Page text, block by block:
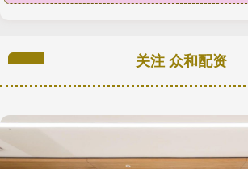
关注 众和配资